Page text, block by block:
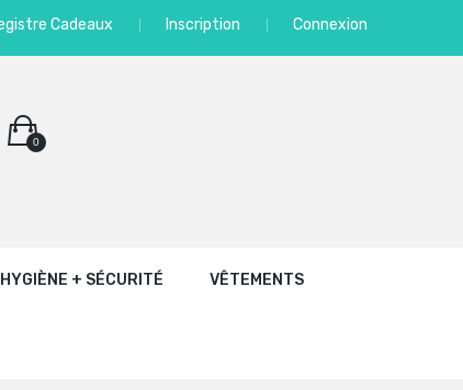
Cadeaux Inscription Connexion
0
HYGIÈNE + SÉCURITÉ VÊTEMENTS